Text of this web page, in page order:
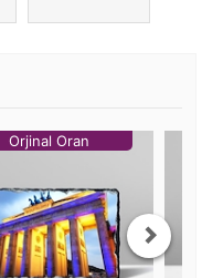
Orjinal Oran